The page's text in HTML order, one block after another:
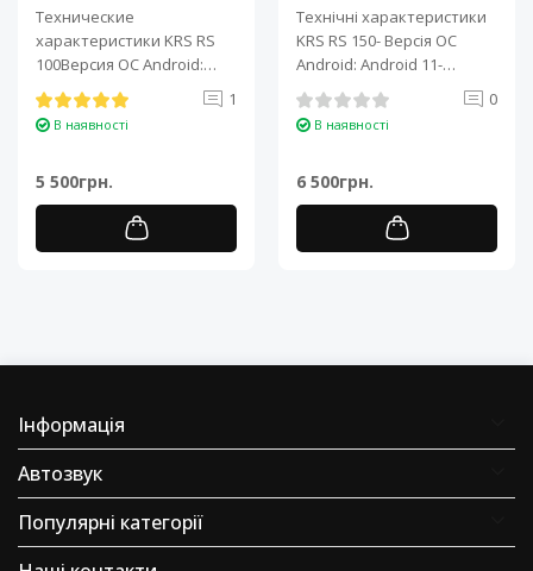
RS 100 9" 1/32 GB
Технические
характеристики KRS RS
100Версия ОС Android:
Android 11Процессор: 4-
ядерный ARM Cortex-A7..
1
В наявності
5 500грн.
RS 150 10" 2/32 GB
Технічні характеристики
KRS RS 150- Версія ОС
Android: Android 11-
Процесор: 4-ядерний ARM
Cortex-A7..
0
В наявності
6 500грн.
Інформація
Автозвук
Популярні категорії